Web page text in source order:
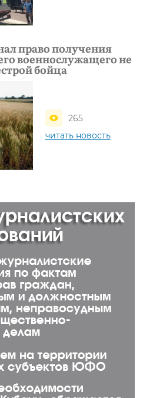
право получения
военнослужащего не
бойца
265
читать новость